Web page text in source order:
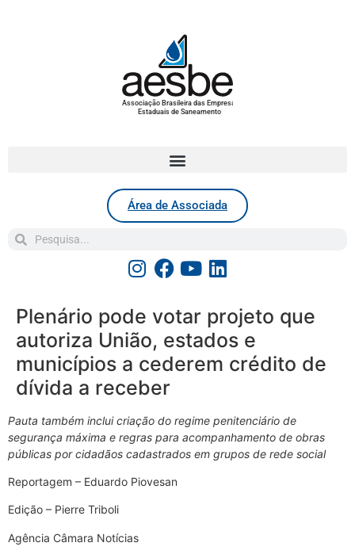
Associação Brasileira das Empresas
Estaduais de Saneamento
Área de Associada
Plenário pode votar projeto que
autoriza União, estados e
municípios a cederem crédito de
dívida a receber
Pauta também inclui criação do regime penitenciário de
segurança máxima e regras para acompanhamento de obras
públicas por cidadãos cadastrados em grupos de rede social
Reportagem – Eduardo Piovesan
Edição – Pierre Triboli
Agência Câmara Notícias